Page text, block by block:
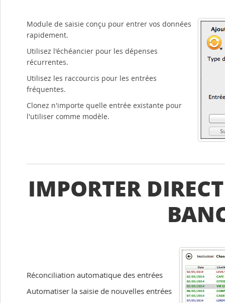
Module de saisie conçu pour entrer vos données
rapidement.
Utilisez l'échéancier pour les dépenses
récurrentes.
Utilisez les raccourcis pour les entrées
fréquentes.
Clonez n'importe quelle entrée existante pour
l'utiliser comme modèle.
IMPORTER
Réconciliation automatique des entrées
Automatiser la saisie de nouvelles entrées